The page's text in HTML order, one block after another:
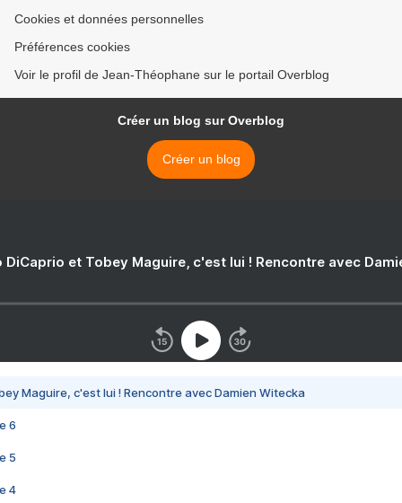
Cookies et données personnelles
Préférences cookies
Voir le profil de Jean-Théophane sur le portail Overblog
Créer un blog sur Overblog
Créer un blog
DiCaprio et Tobey Maguire, c'est lui ! Rencontre avec
Maguire, c'est lui ! Rencontre avec Damien Witecka
6
5
4